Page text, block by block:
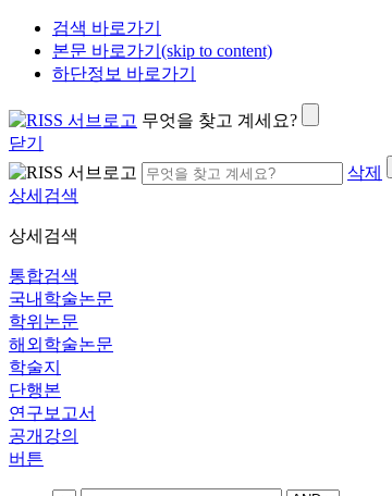
검색 바로가기
본문 바로가기(skip to content)
하단정보 바로가기
무엇을 찾고 계세요?
닫기
삭제
상세검색
상세검색
통합검색
국내학술논문
학위논문
해외학술논문
학술지
단행본
연구보고서
공개강의
버튼